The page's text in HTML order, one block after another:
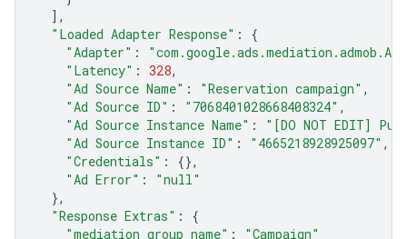
],
"Loaded Adapter Response" :
{
"Adapter" :
"Latency" : 328,
"Ad Source Name" : "Reservation campaign" ,
"Ad Source ID" : "7068401028668408324" ,
"Ad Source Instance Name" :
"[DO NOT EDIT]
"Ad Source Instance ID" : "4665218928925097" ,
"Credentials" :
{},
"Ad Error" :
"null"
},
"Response Extras" :
{
"mediation_group_name" : "Campaign"